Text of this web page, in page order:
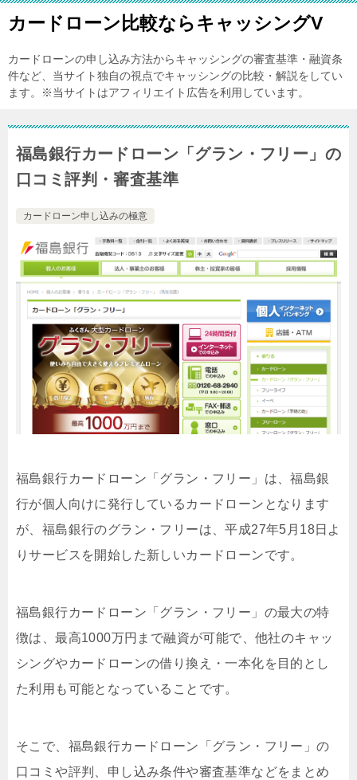
カードローン比較ならキャッシングV
カードローンの申し込み方法からキャッシングの審査基準・融資条
件など、当サイト独自の視点でキャッシングの比較・解説をしてい
ます。※当サイトはアフィリエイト広告を利用しています。
福島銀行カードローン「グラン・フリー」の
口コミ評判・審査基準
カードローン申し込みの極意
福島銀行カードローン「グラン・フリー」は、福島銀
行が個人向けに発行しているカードローンとなります
が、福島銀行のグラン・フリーは、平成27年5月18日よ
りサービスを開始した新しいカードローンです。
福島銀行カードローン「グラン・フリー」の最大の特
徴は、最高1000万円まで融資が可能で、他社のキャッ
シングやカードローンの借り換え・一本化を目的とし
た利用も可能となっていることです。
そこで、福島銀行カードローン「グラン・フリー」の
口コミや評判、申し込み条件や審査基準などをまとめ